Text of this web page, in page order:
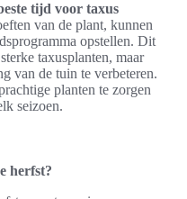
tijd voor taxus
van de plant, kunnen
opstellen. Dit
taxusplanten, maar
van de tuin te verbeteren.
planten te zorgen
seizoen.
herfst?